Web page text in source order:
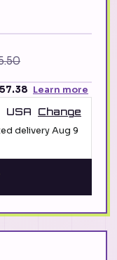
Learn more
USA
Change
deliveryAug 9